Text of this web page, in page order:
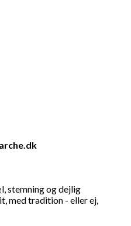
stemning og dejlig
med tradition - eller ej,